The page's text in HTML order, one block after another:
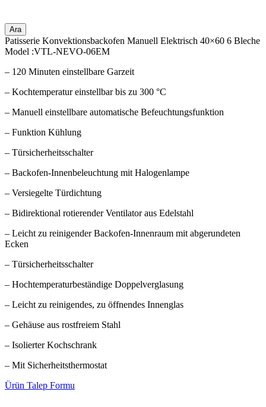
Ara
Patisserie Konvektionsbackofen Manuell Elektrisch 40×60 6 Bleche
Model :VTL-NEVO-06EM
– 120 Minuten einstellbare Garzeit
– Kochtemperatur einstellbar bis zu 300 °C
– Manuell einstellbare automatische Befeuchtungsfunktion
– Funktion Kühlung
– Türsicherheitsschalter
– Backofen-Innenbeleuchtung mit Halogenlampe
– Versiegelte Türdichtung
– Bidirektional rotierender Ventilator aus Edelstahl
– Leicht zu reinigender Backofen-Innenraum mit abgerundeten
Ecken
– Türsicherheitsschalter
– Hochtemperaturbeständige Doppelverglasung
– Leicht zu reinigendes, zu öffnendes Innenglas
– Gehäuse aus rostfreiem Stahl
– Isolierter Kochschrank
– Mit Sicherheitsthermostat
Ürün Talep Formu